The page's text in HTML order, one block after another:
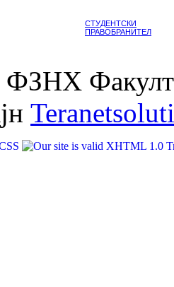
СТУДЕНТСКИ
ПРАВОБРАНИТЕЛ